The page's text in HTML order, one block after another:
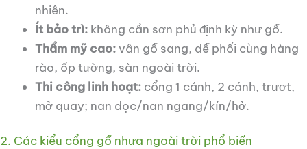
nhiên.
Ít bảo trì: không cần sơn phủ định kỳ như gỗ.
Thẩm mỹ cao:vân gỗ sang, dễ phối cùng hàng
rào, ốp tường, sàn ngoài trời.
Thi công linh hoạt: cổng 1 cánh, 2 cánh, trượt,
mở quay; nan dọc/nan ngang/kín/hở.
2. Các kiểu cổng gỗ nhựa ngoài trời phổ biến